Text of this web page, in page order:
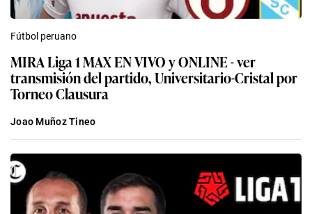
Fútbol peruano
MIRA Liga 1 MAX EN VIVO y ONLINE - ver
transmisión del partido, Universitario-Cristal por
Torneo Clausura
Joao Muñoz Tineo